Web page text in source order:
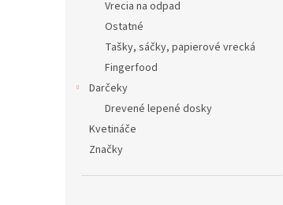
Vrecia na odpad
Ostatné
Tašky, sáčky, papierové vrecká
Fingerfood
Darčeky
Drevené lepené dosky
Kvetináče
Značky